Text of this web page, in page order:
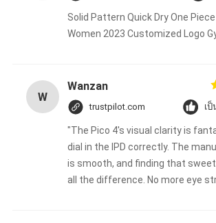
Solid Pattern Quick Dry One
Women 2023 Customized Logo
W
Wanzan
trustpilot.com เ
"The Pico 4's visual clarity is
dial in the IPD correctly. The
is smooth, and finding that
all the difference. No more eye